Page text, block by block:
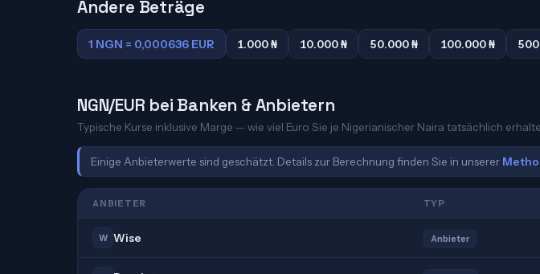
Andere Beträge
1 NGN = 0,000636 EUR 1.000 ₦ 10.000 ₦ 50.000 ₦ 100.000 ₦
NGN/EUR bei Banken & Anbietern
Typische Kurse inklusive Marge — wie viel Euro Sie je Nigerianischer Naira tatsächlich
Einige Anbieterwerte sind geschätzt. Details zur Berechnung finden Sie in unserer
ANBIETER TYP
W Wise Anbieter